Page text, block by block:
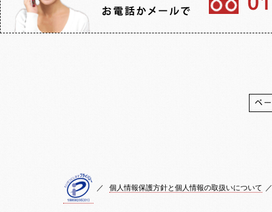
／ 個人情報保護方針と個人情報の取扱いについて ／